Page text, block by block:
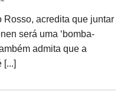
Rosso, acredita que juntar
será uma ‘bomba-
admita que a
[...]